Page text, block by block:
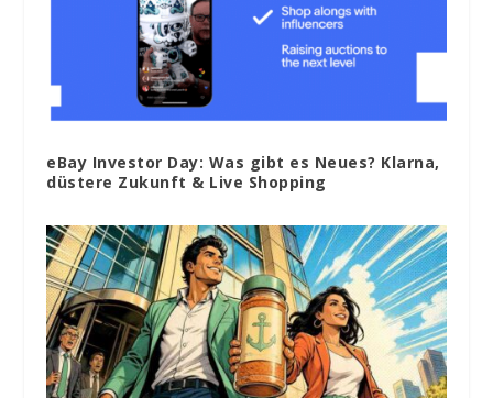
eBay Investor Day: Was gibt es Neues? Klarna,
düstere Zukunft & Live Shopping